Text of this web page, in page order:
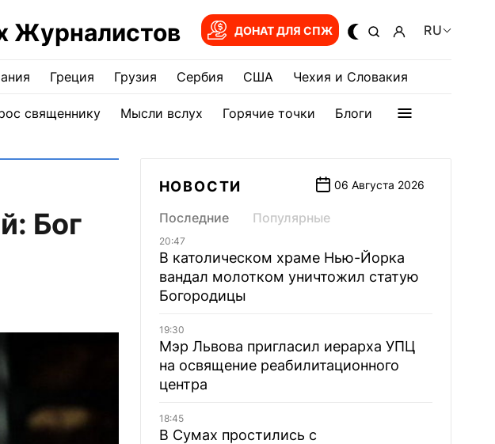
Журналистов ДОНАТ ДЛЯ СПЖ RU
Греция Грузия Сербия США Чехия и Словакия
священнику Мысли вслух Горячие точки Блоги
Бог
НОВОСТИ 06 Августа 2026
Последние Популярные
20:47
В католическом храме Нью-Йорка
вандал молотком уничтожил статую
Богородицы
19:30
Мэр Львова пригласил иерарха УПЦ
на освящение реабилитационного
центра
18:45
В Сумах простились с